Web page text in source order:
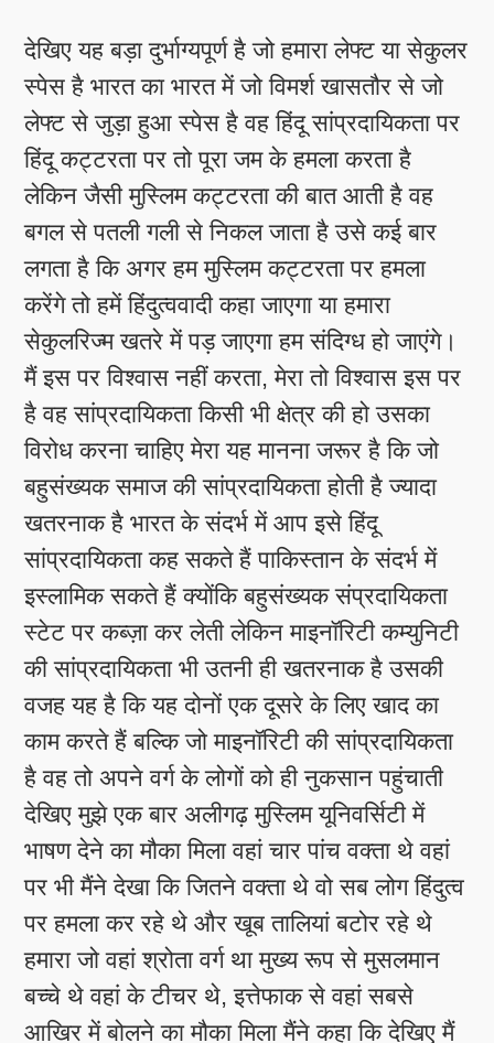
देखिए यह बड़ा दुर्भाग्यपूर्ण है जो हमारा लेफ्ट या सेकुलर
स्पेस है भारत का भारत में जो विमर्श खासतौर से जो
लेफ्ट से जुड़ा हुआ स्पेस है वह हिंदू सांप्रदायिकता पर
हिंदू कट्टरता पर तो पूरा जम के हमला करता है
लेकिन जैसी मुस्लिम कट्टरता की बात आती है वह
बगल से पतली गली से निकल जाता है उसे कई बार
लगता है कि अगर हम मुस्लिम कट्टरता पर हमला
करेंगे तो हमें हिंदुत्ववादी कहा जाएगा या हमारा
सेकुलरिज्म खतरे में पड़ जाएगा हम संदिग्ध हो जाएंगे।
मैं इस पर विश्वास नहीं करता, मेरा तो विश्वास इस पर
है वह सांप्रदायिकता किसी भी क्षेत्र की हो उसका
विरोध करना चाहिए मेरा यह मानना जरूर है कि जो
बहुसंख्यक समाज की सांप्रदायिकता होती है ज्यादा
खतरनाक है भारत के संदर्भ में आप इसे हिंदू
सांप्रदायिकता कह सकते हैं पाकिस्तान के संदर्भ में
इस्लामिक सकते हैं क्योंकि बहुसंख्यक संप्रदायिकता
स्टेट पर कब्ज़ा कर लेती लेकिन माइनॉरिटी कम्युनिटी
की सांप्रदायिकता भी उतनी ही खतरनाक है उसकी
वजह यह है कि यह दोनों एक दूसरे के लिए खाद का
काम करते हैं बल्कि जो माइनॉरिटी की सांप्रदायिकता
है वह तो अपने वर्ग के लोगों को ही नुकसान पहुंचाती
देखिए मुझे एक बार अलीगढ़ मुस्लिम यूनिवर्सिटी में
भाषण देने का मौका मिला वहां चार पांच वक्ता थे वहां
पर भी मैंने देखा कि जितने वक्ता थे वो सब लोग हिंदुत्व
पर हमला कर रहे थे और खूब तालियां बटोर रहे थे
हमारा जो वहां श्रोता वर्ग था मुख्य रूप से मुसलमान
बच्चे थे वहां के टीचर थे, इत्तेफाक से वहां सबसे
आखिर में बोलने का मौका मिला मैंने कहा कि देखिए मैं